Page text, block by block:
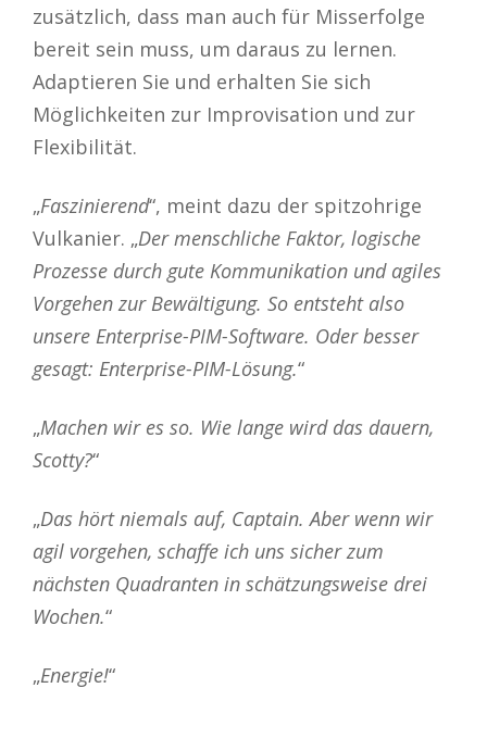
zusätzlich, dass man auch für Misserfolge
bereit sein muss, um daraus zu lernen.
Adaptieren Sie und erhalten Sie sich
Möglichkeiten zur Improvisation und zur
Flexibilität.
„Faszinierend“, meint dazu der spitzohrige
Vulkanier. „Der menschliche Faktor, logische
Prozesse durch gute Kommunikation und agiles
Vorgehen zur Bewältigung. So entsteht also
unsere Enterprise-PIM-Software. Oder besser
gesagt: Enterprise-PIM-Lösung.“
„Machen wir es so. Wie lange wird das dauern,
Scotty?“
„Das hört niemals auf, Captain. Aber wenn wir
agil vorgehen, schaffe ich uns sicher zum
nächsten Quadranten in schätzungsweise drei
Wochen.“
„Energie!“